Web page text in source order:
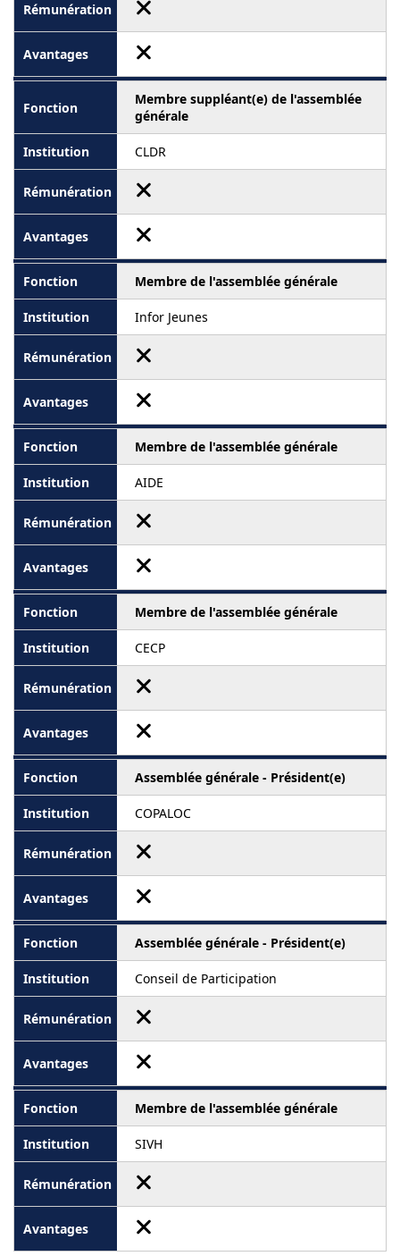
Membre suppléant(e) de l'assemblée
générale
CLDR
Membre de l'assemblée générale
Infor Jeunes
Membre de l'assemblée générale
AIDE
Membre de l'assemblée générale
CECP
Assemblée générale - Président(e)
COPALOC
Assemblée générale - Président(e)
Conseil de Participation
Membre de l'assemblée générale
SIVH